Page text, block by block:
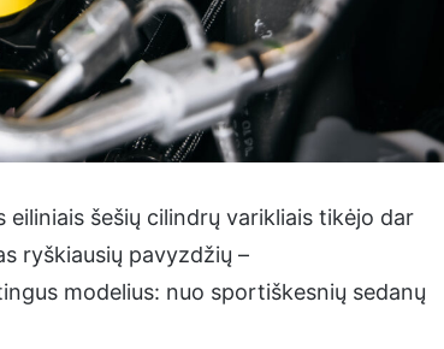
šešių cilindrų varikliais tikėjo dar
ryškiausių pavyzdžių –
modelius: nuo sportiškesnių sedanų